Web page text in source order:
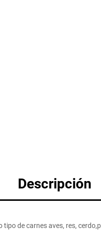
Descripción
de carnes aves, res,